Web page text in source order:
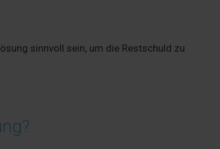
sinnvoll sein, um die Restschuld zu